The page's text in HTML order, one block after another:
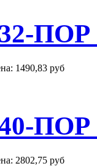
ПОР
1490,83 руб
ПОР
2802,75 руб